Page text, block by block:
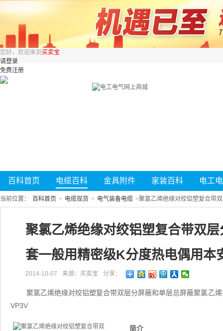
您好，欢迎来到 买卖宝
请登录
免费注册
百科首页 电缆百科 金具附件 家装百科 电工
当前位置： 百科首页 > 电缆现货 > 电气装备电缆 >聚氯乙烯绝缘对绞铝塑复合带
聚氯乙烯绝缘对绞铝塑复合带双
套一般用精密级K分度热电偶用本
2014-10-07 来源：买卖宝 分享：
聚氯乙烯绝缘对绞铝塑复合带双层分屏蔽和单层总屏蔽聚氯乙
VP3V
简介